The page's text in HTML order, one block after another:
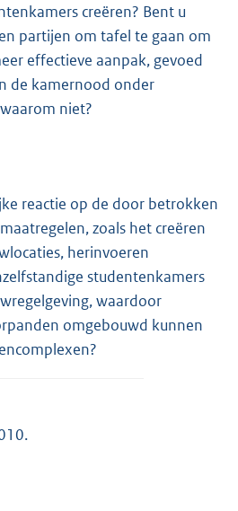
creëren? Bent u
partijen om tafel te gaan om
effectieve aanpak, gevoed
de kamernood onder
niet?
reactie op de door betrokken
zoals het creëren
herinvoeren
studentenkamers
waardoor
omgebouwd kunnen